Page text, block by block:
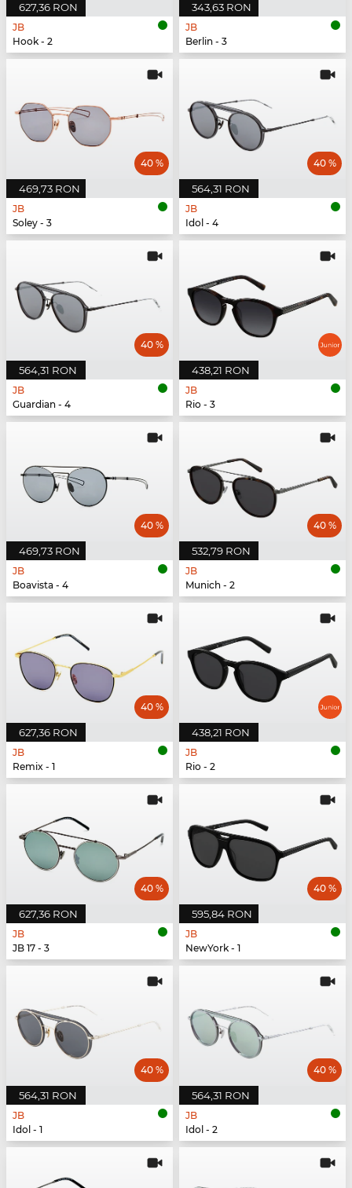
627,36 RON
JB
Hook - 2
343,63 RON
JB
Berlin - 3
469,73 RON
40 %
JB
Soley - 3
564,31 RON
40 %
JB
Idol - 4
564,31 RON
40 %
JB
Guardian - 4
438,21 RON
JB
Rio - 3
469,73 RON
40 %
JB
Boavista - 4
532,79 RON
40 %
JB
Munich - 2
627,36 RON
40 %
JB
Remix - 1
438,21 RON
JB
Rio - 2
627,36 RON
40 %
JB
JB 17 - 3
595,84 RON
40 %
JB
NewYork - 1
564,31 RON
40 %
JB
Idol - 1
564,31 RON
40 %
JB
Idol - 2